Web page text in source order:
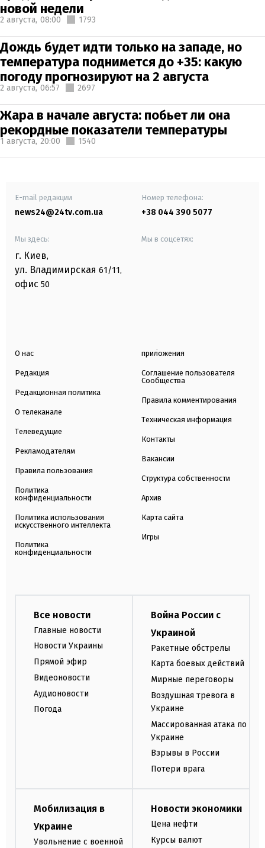
новой недели
2 августа, 08:00 1793
Дождь будет идти только на западе, но
температура поднимется до +35: какую
погоду прогнозируют на 2 августа
2 августа, 06:57 2697
Жара в начале августа: побьет ли она
рекордные показатели температуры
1 августа, 20:00 1540
E-mail редакции
news24@24tv.com.ua
Номер телефона:
+38 044 390 5077
Мы здесь:
г. Киев,
ул. Владимирская 61/11,
офис 50
Мы в соцсетях:
О нас
Редакция
Редакционная политика
О телеканале
Телеведущие
Рекламодателям
Правила пользования
Политика
конфиденциальности
Политика использования
искусственного интеллекта
Политика
конфиденциальности
приложения
Соглашение пользователя
Сообщества
Правила комментирования
Техническая информация
Контакты
Вакансии
Структура собственности
Архив
Карта сайта
Игры
Все новости
Главные новости
Новости Украины
Прямой эфир
Видеоновости
Аудионовости
Погода
Война России с
Украиной
Ракетные обстрелы
Карта боевых действий
Мирные переговоры
Воздушная тревога в
Украине
Массированная атака по
Украине
Взрывы в России
Потери врага
Мобилизация в
Украине
Увольнение с военной
Новости экономики
Цена нефти
Курсы валют